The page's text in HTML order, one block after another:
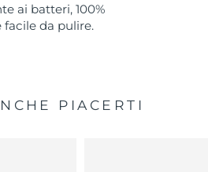
ai batteri, 100%
da pulire.
PIACERTI